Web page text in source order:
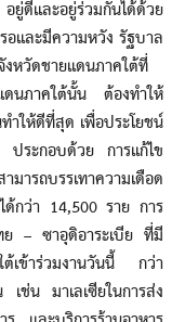
ดีและอยู่ร่วมกันได้ด้วย
และมีความหวัง รัฐบาล
หวัดชายแดนภาคใต้ที่
ดนภาคใต้นั้น ต้องทำให้
ำให้ดีที่สุด เพื่อประโยชน์
ประกอบด้วย การแก้ไข
รถบรรเทาความเดือด
ด้กว่า 14,500 ราย การ
ย – ซาอุดิอาระเบีย ที่มี
ต้เข้าร่วมงานวันนี้ กว่า
ช่น มาเลเซียในการส่ง